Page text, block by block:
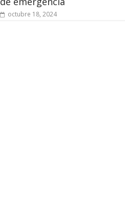
octubre 18, 2024